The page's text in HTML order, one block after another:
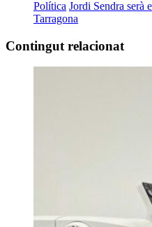
Política Jordi Sendra serà
Tarragona
Contingut relacionat